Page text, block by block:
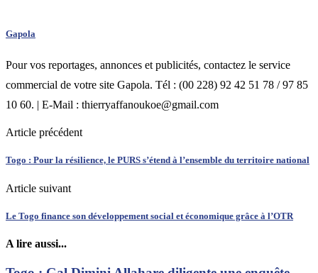
Gapola
Pour vos reportages, annonces et publicités, contactez le service
commercial de votre site Gapola. Tél : (00 228) 92 42 51 78 / 97 85
10 60. | E-Mail : thierryaffanoukoe@gmail.com
Article précédent
Togo : Pour la résilience, le PURS s’étend à l’ensemble du territoire national
Article suivant
Le Togo finance son développement social et économique grâce à l’OTR
A lire aussi...